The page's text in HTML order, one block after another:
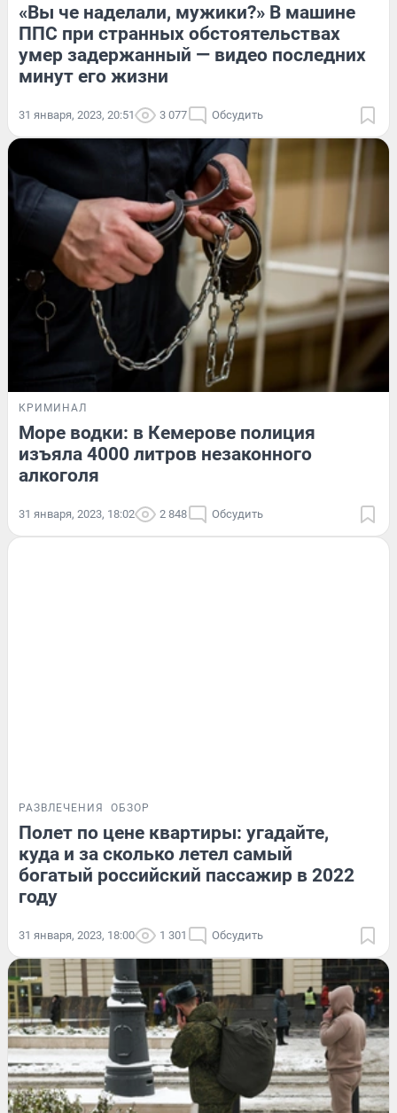
«Вы че наделали, мужики?» В машине
ППС при странных обстоятельствах
умер задержанный — видео последних
минут его жизни
31 января, 2023, 20:51 3 077 Обсудить
КРИМИНАЛ
Море водки: в Кемерове полиция
изъяла 4000 литров незаконного
алкоголя
31 января, 2023, 18:02 2 848 Обсудить
РАЗВЛЕЧЕНИЯ ОБЗОР
Полет по цене квартиры: угадайте,
куда и за сколько летел самый
богатый российский пассажир в 2022
году
31 января, 2023, 18:00 1 301 Обсудить